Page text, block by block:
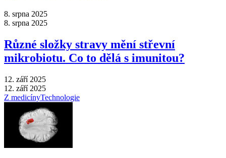
8. srpna 2025
8. srpna 2025
Různé složky stravy mění střevní
mikrobiotu. Co to dělá s imunitou?
12. září 2025
12. září 2025
Z medicínyTechnologie